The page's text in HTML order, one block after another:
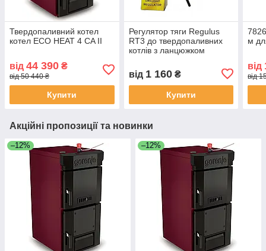
Твердопаливний котел
котел ECO HEAT 4 CA II
від 44 390 ₴
від 50 440 ₴
Купити
Регулятор тяги Regulus
RT3 до твердопаливних
котлів з ланцюжком
від 1 160₴
Купити
м
від
від
Акційні пропозиції та новинки
–12% –12%